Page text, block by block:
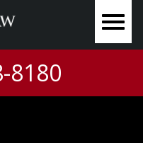
8180